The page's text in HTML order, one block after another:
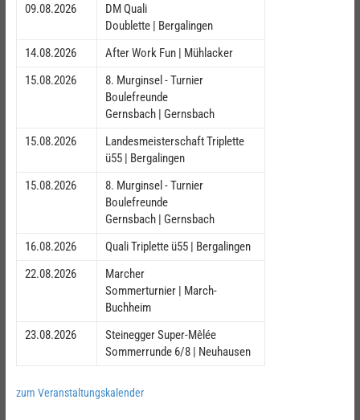
09.08.2026
DM Quali
Doublette | Bergalingen
14.08.2026
After Work Fun | Mühlacker
15.08.2026
8. Murginsel - Turnier
Boulefreunde
Gernsbach | Gernsbach
15.08.2026
Landesmeisterschaft Triplette
ü55 | Bergalingen
15.08.2026
8. Murginsel - Turnier
Boulefreunde
Gernsbach | Gernsbach
16.08.2026
Quali Triplette ü55 | Bergalingen
22.08.2026
Marcher
Sommerturnier | March-
Buchheim
23.08.2026
Steinegger Super-Mêlée
Sommerrunde 6/8 | Neuhausen
zum Veranstaltungskalender